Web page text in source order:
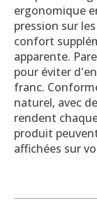
ergonomique
pression sur
confort
apparente.
pour éviter
franc.
naturel, avec
rendent
produit
affichées sur